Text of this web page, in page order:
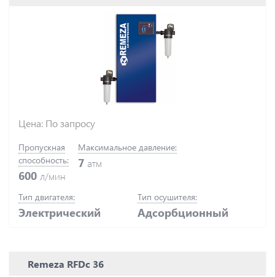
Цена: По запросу
Пропускная
способность:
600 л/мин
Максимальное давление:
7 атм
Тип двигателя:
Электрический
Тип осушителя:
Адсорбционный
Remeza RFDc 36